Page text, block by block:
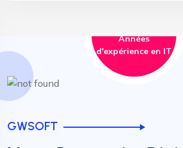
Années
d'expérience en IT
GWSOFT